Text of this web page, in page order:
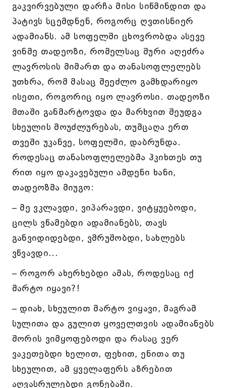
გაკვირვებული დარჩა მისი სიწმინდით და
პატივს სცემდნენ, როგორც ღვთისნიერ
ადამიანს. ამ სოფელში ცხოვრობდა ასევე
ვინმე თადეოზი, რომელსაც შური აღეძრა
ლავროსის მიმართ და თანასოფლელებს
უთხრა, რომ მასაც შეეძლო გამხდარიყო
ისეთი, როგორიც იყო ლავროსი. თადეოზი
მთაში განმარტოვდა და მარხვით შეუდგა
სხეულის მოუძლურებას, თუმცაღა ერთ
თვეში უკანვე, სოფელში, დაბრუნდა.
როდესაც თანასოფლელებმა ჰკიხთეს თუ
რით იყო დაკავებული ამდენი ხანი,
თადეოზმა მიუგო:
– მე ვკლავდი, ვიპარავდი, ვიტყუებოდი,
ცილს ვწამებდი ადამიანებს, თავს
განვიდიდებდი, ვმრუშობდი, სახლებს
ვწვავდი...
– როგორ ახერხებდი ამას, როდესაც იქ
მარტო იყავი?!
– დიახ, სხეულით მარტო ვიყავი, მაგრამ
სულითა და გულით ყოველთვის ადამიანებს
შორის ვიმყოფებოდი და რასაც ვერ
ვაკეთებდი ხელით, ფეხით, ენითა თუ
სხეულით, ამ ყველაფერს აზრებით
აღვასრულებდი გონებაში.